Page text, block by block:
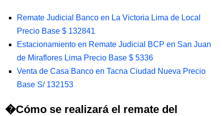
Remate Judicial Banco en La Victoria Lima de Local
Precio Base $ 132841
Estacionamiento en Remate Judicial BCP en San Juan
de Miraflores Lima Precio Base $ 5336
Venta de Casa Banco en Tacna Ciudad Nueva Precio
Base S/ 132153
�Cómo se realizará el remate del